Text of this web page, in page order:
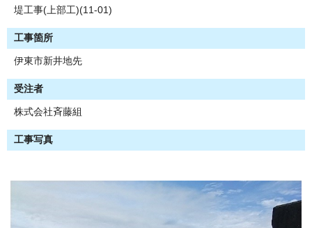
堤工事(上部工)(11-01)
工事箇所
伊東市新井地先
受注者
株式会社斉藤組
工事写真